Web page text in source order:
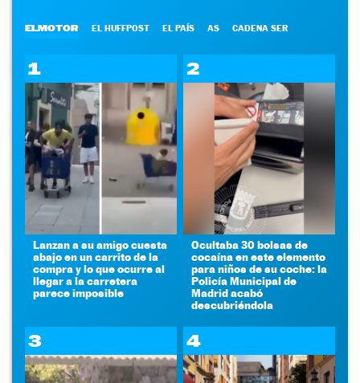
ELMOTOR EL HUFFPOST EL PAÍS AS CADENA SER
1
Lanzan a su amigo cuesta
abajo en un carrito de la
compra y lo que ocurre al
llegar a la carretera
parece imposible
2
Ocultaba 30 bolsas de
cocaína en este elemento
para niños de su coche: la
Policía Municipal de
Madrid acabó
descubriéndola
3 4